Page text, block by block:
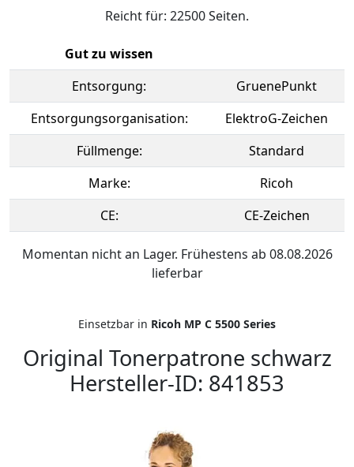
Reicht für: 22500 Seiten.
Gut zu wissen
Entsorgung:
GruenePunkt
Entsorgungsorganisation:
ElektroG-Zeichen
Füllmenge:
Standard
Marke:
Ricoh
CE:
CE-Zeichen
Momentan nicht an Lager. Frühestens ab 08.08.2026
lieferbar
Einsetzbar in Ricoh MP C 5500 Series
Original Tonerpatrone schwarz
Hersteller-ID: 841853